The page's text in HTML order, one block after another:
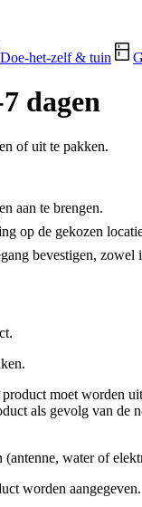
Doe-het-zelf & tuin
dagen
of uit te pakken.
aan te brengen.
op de gekozen
bevestigen,
moet
als gevolg van
water of
worden aangegeven.